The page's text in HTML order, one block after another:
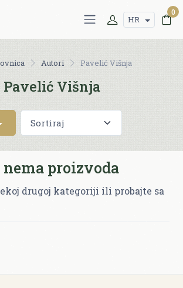
HR
0
Autori Pavelić Višnja
Pavelić Višnja
proizvoda
drugoj kategoriji ili probajte sa